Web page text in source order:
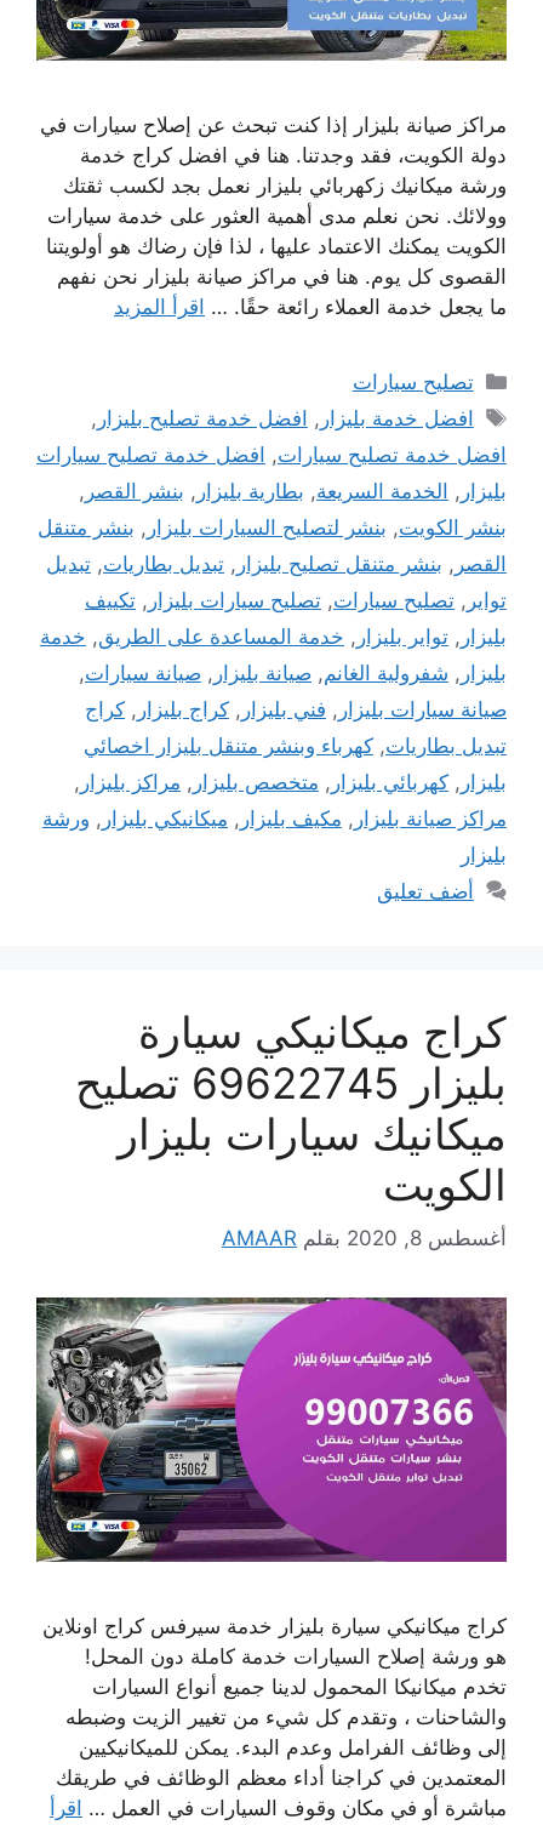
مراكز صيانة بليزار إذا كنت تبحث عن إصلاح سيارات في
دولة الكويت، فقد وجدتنا. هنا في افضل كراج خدمة
ورشة ميكانيك زكهربائي بليزار نعمل بجد لكسب ثقتك
وولائك. نحن نعلم مدى أهمية العثور على خدمة سيارات
الكويت يمكنك الاعتماد عليها ، لذا فإن رضاك ​​هو أولويتنا
القصوى كل يوم. هنا في مراكز صيانة بليزار نحن نفهم
ما يجعل خدمة العملاء رائعة حقًا. … اقرأ المزيد
التصنيفات
تصليح سيارات
الوسوم
افضل خدمة بليزار , افضل خدمة تصليح بليزار ,
افضل خدمة تصليح سيارات, افضل خدمة تصليح سيارات
بليزار , الخدمة السريعة, بطارية بليزار , بنشر القصر ,
بنشر الكويت, بنشر لتصليح السيارات بليزار , بنشر متنقل
القصر , بنشر متنقل تصليح بليزار , تبديل بطاريات, تبديل
تواير , تصليح سيارات, تصليح سيارات بليزار , تكييف
بليزار , تواير بليزار , خدمة المساعدة على الطريق, خدمة
بليزار , شفرولية الغانم, صيانة بليزار , صيانة سيارات,
صيانة سيارات بليزار , فني بليزار , كراج بليزار , كراج
تبديل بطاريات, كهرباء وبنشر متنقل بليزار اخصائي
بليزار , كهربائي بليزار , متخصص بليزار , مراكز بليزار ,
مراكز صيانة بليزار , مكيف بليزار , ميكانيكي بليزار , ورشة
بليزار
أضف تعليق
كراج ميكانيكي سيارة
بليزار 69622745 تصليح
ميكانيك سيارات بليزار
الكويت
أغسطس 8, 2020 بقلم AMAAR
كراج ميكانيكي سيارة بليزار خدمة سيرفس كراج اونلاين
هو ورشة إصلاح السيارات خدمة كاملة دون المحل!
تخدم ميكانيكا المحمول لدينا جميع أنواع السيارات
والشاحنات ، وتقدم كل شيء من تغيير الزيت وضبطه
إلى وظائف الفرامل وعدم البدء. يمكن للميكانيكيين
المعتمدين في كراجنا أداء معظم الوظائف في طريقك
مباشرة أو في مكان وقوف السيارات في العمل … اقرأ